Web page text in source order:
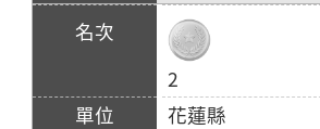
2
花蓮縣